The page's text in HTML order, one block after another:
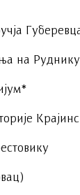
на Руднику